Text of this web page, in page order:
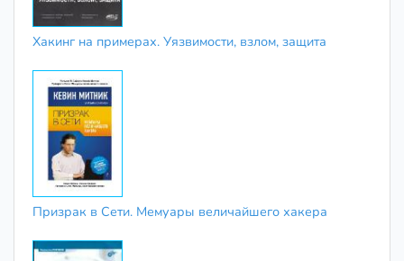
Хакинг на примерах. Уязвимости, взлом, защита
Призрак в Сети. Мемуары величайшего хакера